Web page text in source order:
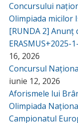
Concursului
Olimpiada micilor
[RUNDA 2] Anunț
ERASMUS+2025-
16, 2026
Concursul
iunie 12, 2026
Aforismele lui
Olimpiada
Campionatul